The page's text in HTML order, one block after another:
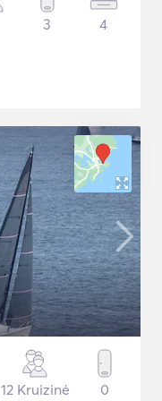
3 4
12 Kruizinė 0